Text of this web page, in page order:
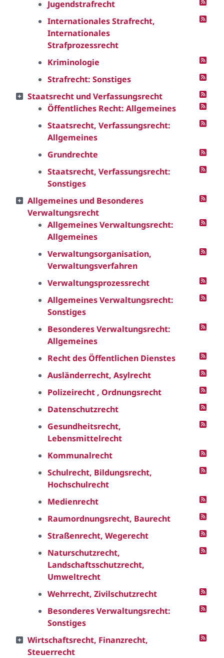
Jugendstrafrecht
Internationales Strafrecht,
Internationales
Strafprozessrecht
Kriminologie
Strafrecht: Sonstiges
Staatsrecht und Verfassungsrecht
Öffentliches Recht: Allgemeines
Staatsrecht, Verfassungsrecht:
Allgemeines
Grundrechte
Staatsrecht, Verfassungsrecht:
Sonstiges
Allgemeines und Besonderes
Verwaltungsrecht
Allgemeines Verwaltungsrecht:
Allgemeines
Verwaltungsorganisation,
Verwaltungsverfahren
Verwaltungsprozessrecht
Allgemeines Verwaltungsrecht:
Sonstiges
Besonderes Verwaltungsrecht:
Allgemeines
Recht des Öffentlichen Dienstes
Ausländerrecht, Asylrecht
Polizeirecht , Ordnungsrecht
Datenschutzrecht
Gesundheitsrecht,
Lebensmittelrecht
Kommunalrecht
Schulrecht, Bildungsrecht,
Hochschulrecht
Medienrecht
Raumordnungsrecht, Baurecht
Straßenrecht, Wegerecht
Naturschutzrecht,
Landschaftsschutzrecht,
Umweltrecht
Wehrrecht, Zivilschutzrecht
Besonderes Verwaltungsrecht:
Sonstiges
Wirtschaftsrecht, Finanzrecht,
Steuerrecht